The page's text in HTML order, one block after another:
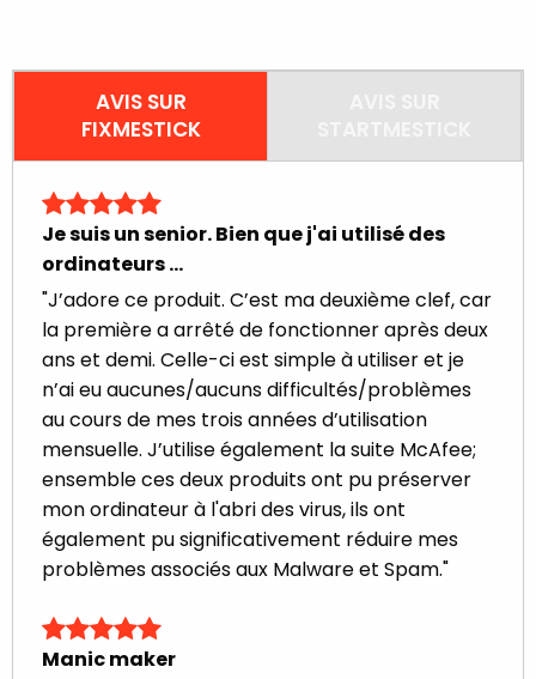
AVIS SUR
FIXMESTICK
Je suis un senior. Bien que j'ai utilisé des
ordinateurs ...
"J’adore ce produit. C’est ma deuxième clef, car
la première a arrêté de fonctionner après deux
ans et demi. Celle-ci est simple à utiliser et je
n’ai eu aucunes/aucuns difficultés/problèmes
au cours de mes trois années d’utilisation
mensuelle. J’utilise également la suite McAfee;
ensemble ces deux produits ont pu préserver
mon ordinateur à l'abri des virus, ils ont
également pu significativement réduire mes
problèmes associés aux Malware et Spam."
Manic maker